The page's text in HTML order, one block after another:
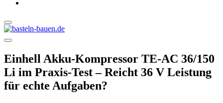
Einhell Akku-Kompressor TE-AC 36/150
Li im Praxis-Test – Reicht 36 V Leistung
für echte Aufgaben?